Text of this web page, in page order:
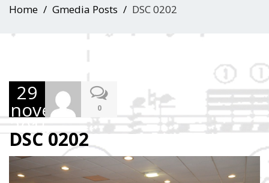
Home Gmedia Posts DSC 0202
29
novembre
2015
0
DSC 0202